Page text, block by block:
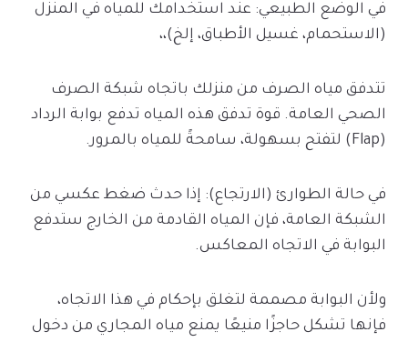
في الوضع الطبيعي: عند استخدامك للمياه في المنزل
(الاستحمام، غسيل الأطباق، إلخ)،،
تتدفق مياه الصرف من منزلك باتجاه شبكة الصرف
الصحي العامة. قوة تدفق هذه المياه تدفع بوابة الرداد
(Flap) لتفتح بسهولة، سامحةً للمياه بالمرور.
في حالة الطوارئ (الارتجاع): إذا حدث ضغط عكسي من
الشبكة العامة، فإن المياه القادمة من الخارج ستدفع
البوابة في الاتجاه المعاكس.
ولأن البوابة مصممة لتغلق بإحكام في هذا الاتجاه،
فإنها تشكل حاجزًا منيعًا يمنع مياه المجاري من دخول